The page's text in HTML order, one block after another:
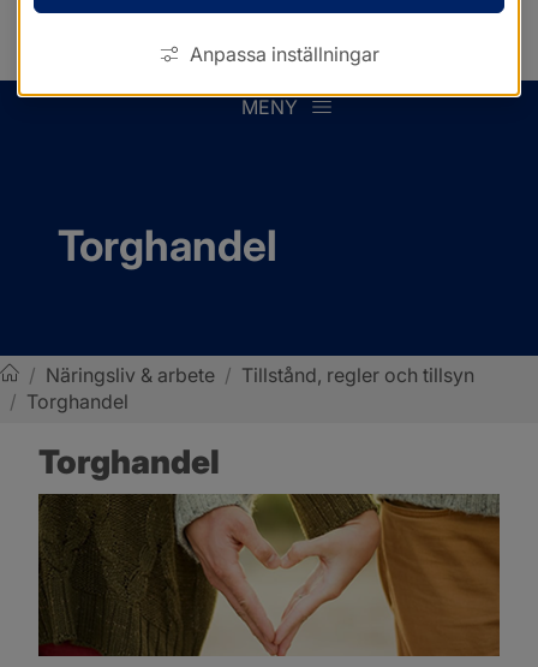
MENY
Torghandel
Sotenäs kommun
/ Näringsliv & arbete / Tillstånd, regler och tillsyn
/ Torghandel
Torghandel
Anpassa inställningar